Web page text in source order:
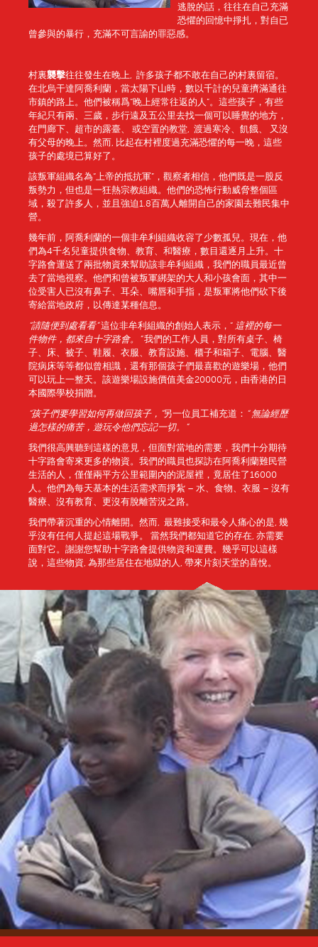
逃脫的話，往往在自己充滿
恐懼的回憶中掙扎，對自已
曾參與的暴行，充滿不可言諭的罪惡感。
村裏襲擊往往發生在晚上, 許多孩子都不敢在自己的村裏留宿。
在北烏干達阿喬利蘭，當太陽下山時，數以千計的兒童擠滿通往
市鎮的路上。他們被稱爲“晚上經常往返的人”。這些孩子，有些
年紀只有兩、三歲，步行遠及五公里去找一個可以睡覺的地方，
在門廊下、超市的露臺、 或空置的教堂, 渡過寒冷、飢餓、 又沒
有父母的晚上。然而, 比起在村裡度過充滿恐懼的每一晚，這些
孩子的處境已算好了。
該叛軍組織名為“上帝的抵抗軍”，觀察者相信，他們既是一股反
叛勢力，但也是一狂熱宗教組織。他們的恐怖行動威脅整個區
域，殺了許多人，並且強迫1.8百萬人離開自己的家園去難民集中
營。
幾年前，阿喬利蘭的一個非牟利組織收容了少數孤兒。現在，他
們為4千名兒童提供食物、教育、和醫療，數目還逐月上升。十
字路會運送了兩批物資來幫助該非牟利組織，我們的職員最近曾
去了當地視察。他們和曾被叛軍綁架的大人和小孩會面，其中一
位受害人已沒有鼻子、耳朵、嘴唇和手指，是叛軍將他們砍下後
寄給當地政府，以傳達某種信息。
“請隨便到處看看”這位非牟利組織的創始人表示，“ 這裡的每一
件物件，都來自十字路會。
”我們的工作人員，對所有桌子、椅
子、床、被子、鞋履、衣服、教育設施、櫃子和箱子、電腦、醫
院病床等等都似曾相識，還有那個孩子們最喜歡的遊樂場，他們
可以玩上一整天。該遊樂場設施價值美金20000元，由香港的日
本國際學校捐贈。
“孩子們要學習如何再做回孩子， ”另一位員工補充道： “無論經歷
過怎樣的痛苦， 遊玩令他們忘記一切。 ”
我們很高興聽到這樣的意見，但面對當地的需要，我們十分期待
十字路會寄來更多的物資。我們的職員也探訪在阿喬利蘭難民營
生活的人，僅僅兩平方公里範圍內的泥屋裡，竟居住了16000
人。他們為每天基本的生活需求而掙紮 – 水、食物、衣服 – 沒有
醫療、沒有教育、更沒有脫離苦況之路。
我們帶著沉重的心情離開。然而, 最難接受和最令人痛心的是, 幾
乎沒有任何人提起這場戰爭。 當然我們都知道它的存在, 亦需要
面對它。謝謝您幫助十字路會提供物資和運費。幾乎可以這樣
說，這些物資, 為那些居住在地獄的人, 帶來片刻天堂的喜悅。